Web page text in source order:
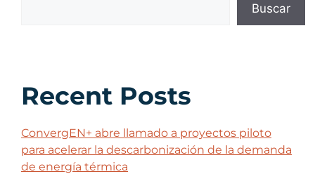
Buscar
Recent Posts
ConvergEN+ abre llamado a proyectos piloto
para acelerar la descarbonización de la demanda
de energía térmica